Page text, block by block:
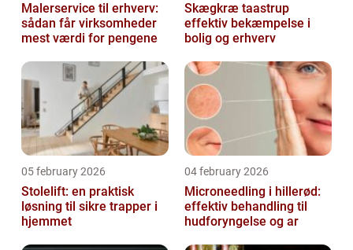
Malerservice til erhverv:
sådan får virksomheder
mest værdi for pengene
Skægkræ taastrup
effektiv bekæmpelse i
bolig og erhverv
05 february 2026
Stolelift: en praktisk
løsning til sikre trapper i
hjemmet
04 february 2026
Microneedling i hillerød:
effektiv behandling til
hudforyngelse og ar